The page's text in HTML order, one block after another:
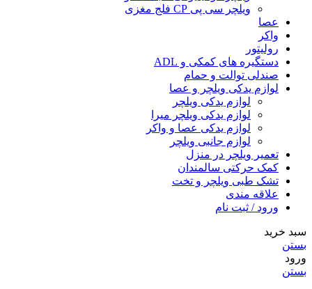
ویلچر سی پی CP فلج مغزی
عصا
واکر
رولیتور
دستگیره های کمکی و ADL
صندلی توالت و حمام
لوازم یدکی ویلچر و عصا
لوازم یدکی ویلچر
لوازم یدکی ویلچر میرا
لوازم یدکی عصا و واکر
لوازم جانبی ویلچر
تعمیر ویلچر در منزل
کمک حرکتی سالمندان
تشک طبی ویلچر و تخت
علاقه مندی
ورود / ثبت نام
سبد خرید
بستن
ورود
بستن